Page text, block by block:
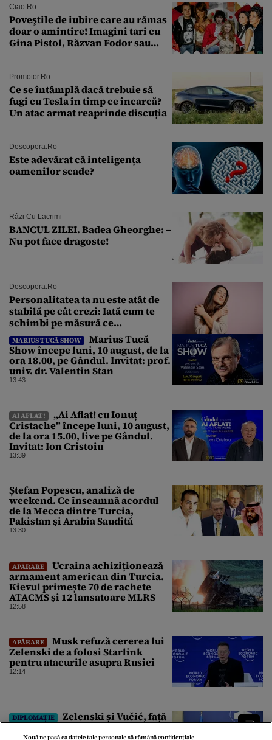
îmi salvez viața”
Ciao.ro
Poveştile de iubire care au rămas
doar o amintire! Imagini tari cu
Gina Pistol, Răzvan Fodor sau
Promotor.ro
Ce se întâmplă dacă trebuie să
fugi cu Tesla în timp ce încarcă?
Un atac armat reaprinde discuția
Descopera.ro
Este adevărat că inteligența
oamenilor scade?
Râzi Cu Lacrimi
BANCUL ZILEI. Badea Gheorghe: –
Nu pot face dragoste!
Descopera.ro
Personalitatea ta nu este atât de
stabilă pe cât crezi: Iată cum te
schimbi pe măsură ce
îmbătrânești
MARIUS TUCĂ SHOW
Marius Tucă
Show începe luni, 10 august, de la
ora 18.00, pe Gândul. Invitat: prof.
univ. dr. Valentin Stan
13:43
AI AFLAT!
„Ai Aflat! cu Ionuț
Cristache” începe luni, 10 august,
de la ora 15.00, live pe Gândul.
Invitat: Ion Cristoiu
13:39
Ștefan Popescu, analiză de
weekend. Ce înseamnă acordul
de la Mecca dintre Turcia,
Pakistan şi Arabia Saudită
13:30
APĂRARE
Ucraina achiziționează
armament american din Turcia.
Kievul primește 70 de rachete
ATACMS și 12 lansatoare MLRS
12:58
APĂRARE
Musk refuză cererea lui
Zelenski de a folosi Starlink
pentru atacurile asupra Rusiei
12:14
DIPLOMAȚIE
Zelenski și Vučić, față
în față la Belgrad. Serbia își
Nouă ne pasă ca datele tale personale să rămână confidențiale